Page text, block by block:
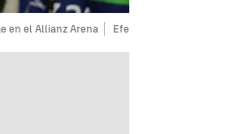
en el Allianz Arena Efe